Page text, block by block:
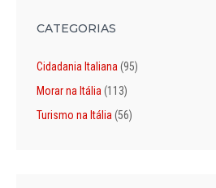
CATEGORIAS
Cidadania Italiana (95)
Morar na Itália (113)
Turismo na Itália (56)